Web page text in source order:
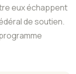
eux échappent
de soutien.